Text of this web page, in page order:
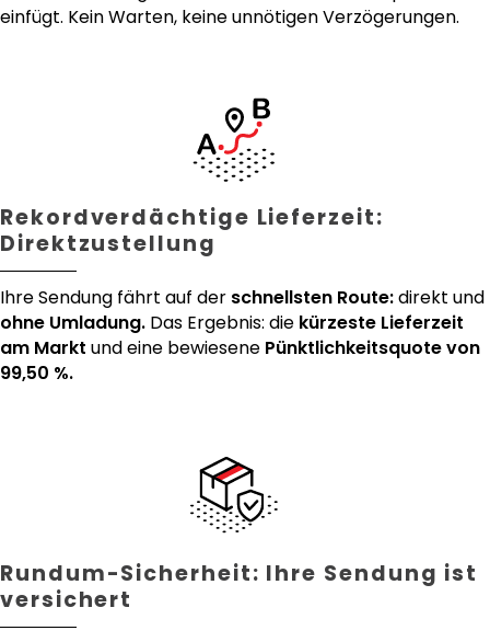
einfügt. Kein Warten, keine unnötigen Verzögerungen.
Rekordverdächtige Lieferzeit:
Direktzustellung
Ihre Sendung fährt auf der schnellsten Route:direkt und
ohne Umladung. Das Ergebnis: die kürzeste Lieferzeit
am Markt und eine bewiesene Pünktlichkeitsquote von
99,50 %.
Rundum-Sicherheit: Ihre Sendung ist
versichert